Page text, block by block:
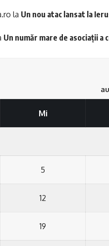
la Un nou atac lansat la
Un număr mare de asociații
Mi
5
12
19